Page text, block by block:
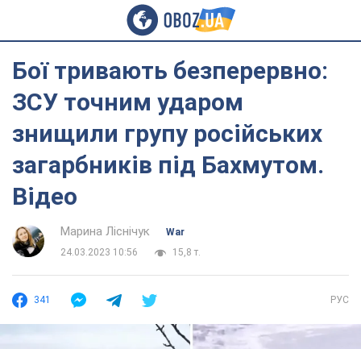
Бої тривають безперервно:
ЗСУ точним ударом
знищили групу російських
загарбників під Бахмутом.
Відео
Марина Ліснічук
War
24.03.2023 10:56
15,8 т.
341 РУС